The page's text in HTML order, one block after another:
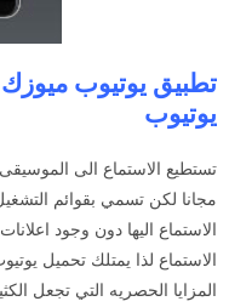
يوتيوب
تستطيع الاستماع الى
مجانا لكن تسمي بقوائم
الاستماع اليها دون وجود
المزايا الحصريه التي تجعل